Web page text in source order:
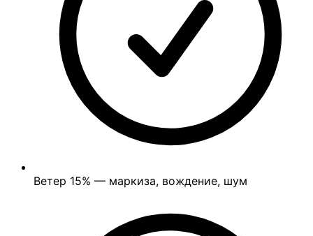
Ветер 15% — маркиза, вождение, шум